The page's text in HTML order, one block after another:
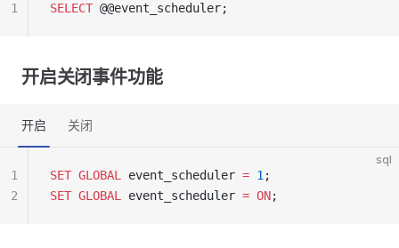
SELECT @@event_scheduler;
1
开启关闭事件功能
开启 关闭
sql
SET GLOBAL event_scheduler = 1 ;
SET GLOBAL event_scheduler = ON;
1
2